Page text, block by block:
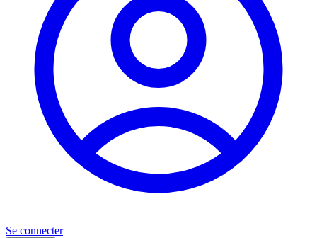
Se connecter